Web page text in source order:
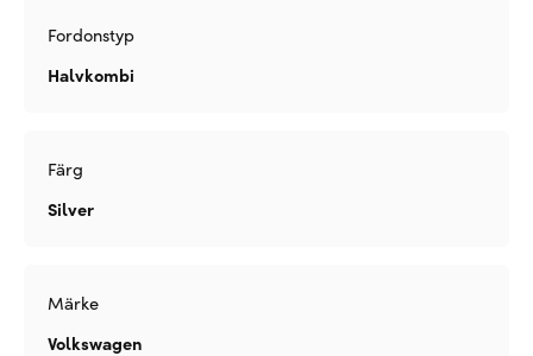
Fordonstyp
Halvkombi
Färg
Silver
Märke
Volkswagen